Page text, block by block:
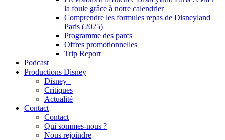
la foule grâce à notre calendrier
Comprendre les formules repas de Disneyland
Paris (2025)
Programme des parcs
Offres promotionnelles
Trip Report
Podcast
Productions Disney
Disney+
Critiques
Actualité
Contact
Contact
Qui sommes-nous ?
Nous rejoindre